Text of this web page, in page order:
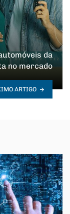
da
no mercado
ARTIGO